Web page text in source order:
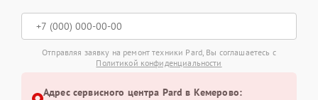
Отправляя заявку на ремонт техники Pard, Вы соглашаетесь с
Политикой конфиденциальности
Адрес сервисного центра Pard в Кемерово: